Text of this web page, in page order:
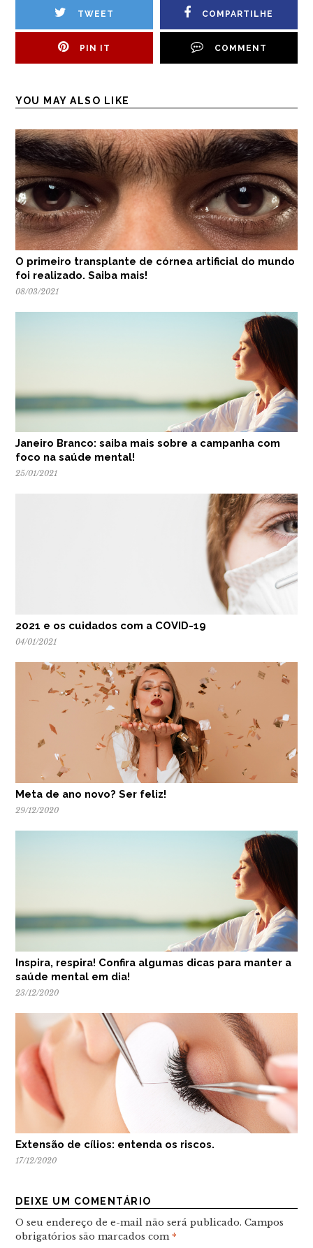
TWEET COMPARTILHE
PIN IT COMMENT
YOU MAY ALSO LIKE
O primeiro transplante de córnea artificial do mundo
foi realizado. Saiba mais!
08/03/2021
Janeiro Branco: saiba mais sobre a campanha com
foco na saúde mental!
25/01/2021
2021 e os cuidados com a COVID-19
04/01/2021
Meta de ano novo? Ser feliz!
29/12/2020
Inspira, respira! Confira algumas dicas para manter a
saúde mental em dia!
23/12/2020
Extensão de cílios: entenda os riscos.
17/12/2020
DEIXE UM COMENTÁRIO
O seu endereço de e-mail não será publicado. Campos
obrigatórios são marcados com *